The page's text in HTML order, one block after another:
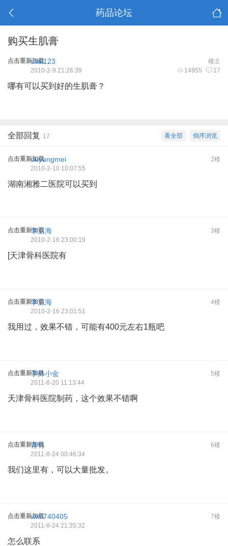
药品论坛
购买生肌膏
点击重新加载 楼主
slait123
14955 17
2010-2-9 21:26:39
哪有可以买到好的生肌膏？
倒序浏览
看全部
全部回复 17
点击重新加载 2楼
ouyangmei
2010-2-10 10:07:55
湖南湘雅二医院可以买到
点击重新加载 3楼
李卫海
2010-2-16 23:00:19
[天津骨科医院有
点击重新加载 4楼
李卫海
2010-2-16 23:01:51
我用过，效果不错，可能有400元左右1瓶吧
点击重新加载 5楼
手外小金
2011-8-20 11:13:44
天津骨科医院制药，这个效果不错啊
点击重新加载 6楼
青竹
2011-8-24 00:46:34
我们这里有，可以大量批发。
点击重新加载 7楼
wxh740405
2011-8-24 21:35:32
怎么联系